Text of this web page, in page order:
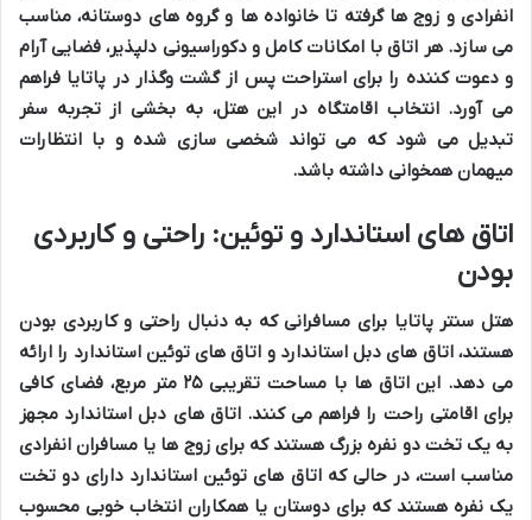
انفرادیو زوج ها گرفته تا خانواده ها وگروه های دوستانه، مناسب
می سازد. هر اتاق با امکانات کامل ودکوراسیونی دلپذیر، فضاییآرام
ودعوت کننده را برایاستراحت پس ازگشت وگذار در پاتایا فراهم
می آورد. انتخاباقامتگاه در این هتل، به بخشی ازتجربه سفر
تبدیل می شود که می تواند شخصی سازی شده و با انتظارات
میهمان همخوانی داشته باشد.
اتاق های استاندارد و توئین: راحتی و کاربردی
بودن
هتل سنتر پاتایا برای مسافرانیکه به دنبال راحتی وکاربردی بودن
هستند،اتاق های دبل استاندارد و اتاق های توئین استاندارد را ارائه
می دهد. ایناتاق ها با مساحت تقریبی۲۵ متر مربع
، فضای کافی
برایاقامتی راحت را فراهم می کنند.اتاق های دبل استاندارد مجهز
بهیک تخت دو نفره بزرگ هستند که برایزوج ها یا مسافران انفرادی
مناسب است، در حالی کهاتاق های توئین استاندارد دارای دو تخت
یک نفره هستند که برای دوستان یا همکاران انتخاب خوبی محسوب